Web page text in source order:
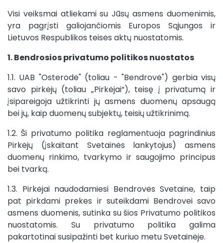
Visi veiksmai atliekami su Jūsų asmens duomenimis,
yra pagrįsti galiojančiomis Europos Sąjungos ir
Lietuvos Respublikos teisės aktų nuostatomis.
1.Bendrosios privatumo politikos nuostatos
1.1. UAB "Osterodė" (toliau - "Bendrovė") gerbia visų
savo pirkėjų (toliau „Pirkėjai“), teisę į privatumą ir
įsipareigoja užtikrinti jų asmens duomenų apsaugą
bei jų, kaip duomenų subjektų, teisių užtikrinimą.
1.2. Ši privatumo politika reglamentuoja pagrindinius
Pirkėjų (įskaitant Svetainės lankytojus) asmens
duomenų rinkimo, tvarkymo ir saugojimo principus
bei tvarką.
1.3. Pirkėjai naudodamiesi Bendrovės Svetaine, taip
pat pirkdami prekes ir suteikdami Bendrovei savo
asmens duomenis, sutinka su šios Privatumo politikos
nuostatomis. Su privatumo politika galima
pakartotinai susipažinti bet kuriuo metu Svetainėje.